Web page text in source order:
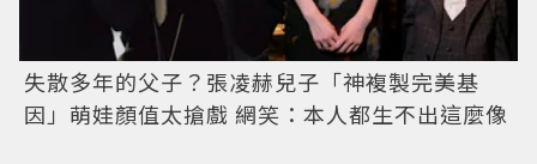
失散多年的父子？張凌赫兒子「神複製完美基
因」萌娃顏值太搶戲 網笑：本人都生不出這麼像